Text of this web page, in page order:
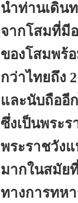
นำท่านเดิน
จากโสมที่มี
ของโสมพร้
กว่าไทยถึง
และนับถืออี
ซึ่งเป็นพระ
พระราชวัง
มากในสมัย
ทางการทห